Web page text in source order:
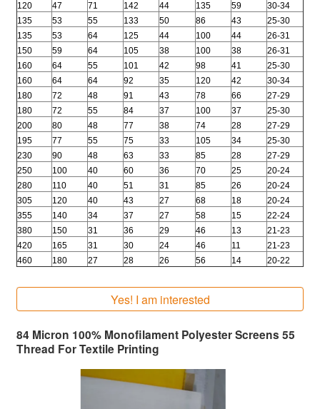
120
47 71 142 44 135 59
30-34
135
53 55 133 50 86 43
25-30
135
53 64 125 44 100 44
26-31
150
59 64 105 38 100 38
26-31
160
64 55 101 42 98 41
25-30
160
64 64 92 35 120 42
30-34
180
72 48 91 43 78 66
27-29
180
72 55 84 37 100 37
25-30
200
80 48 77 38 74 28
27-29
195
77 55 75 33 105 34
25-30
230
90 48 63 33 85 28
27-29
250
100 40 60 36 70 25
20-24
280
110 40 51 31 85 26
20-24
305
120 40 43 27 68 18
20-24
355
140 34 37 27 58 15
22-24
380
150 31 36 29 46 13
21-23
420
165 31 30 24 46 11
21-23
460
180 27 28 26 56 14 20-22
Yes! I am interested
84 Micron 100% Monofilament Polyester Screens 55
Thread For Textile Printing